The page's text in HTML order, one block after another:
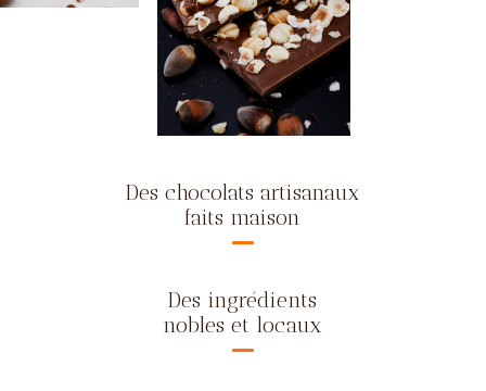
Des chocolats artisanaux
faits maison
Des ingrédients
nobles et locaux